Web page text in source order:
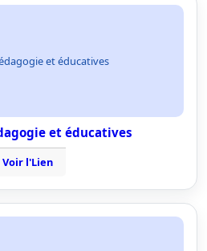
et éducatives
et éducatives
Voir l'Lien